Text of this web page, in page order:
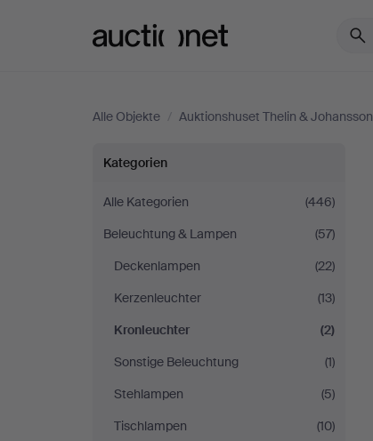
Alle Objekte / Auktionshuset Thelin & Johansson
Kronleuchter
bei
Auktionshuset
Thelin
Johansson
Kategorien
Alle Kategorien
(446)
Beleuchtung & Lampen
(57)
Deckenlampen
(22)
Kerzenleuchter
(13)
Kronleuchter
(2)
Sonstige Beleuchtung
(1)
Stehlampen
(5)
Tischlampen
(10)